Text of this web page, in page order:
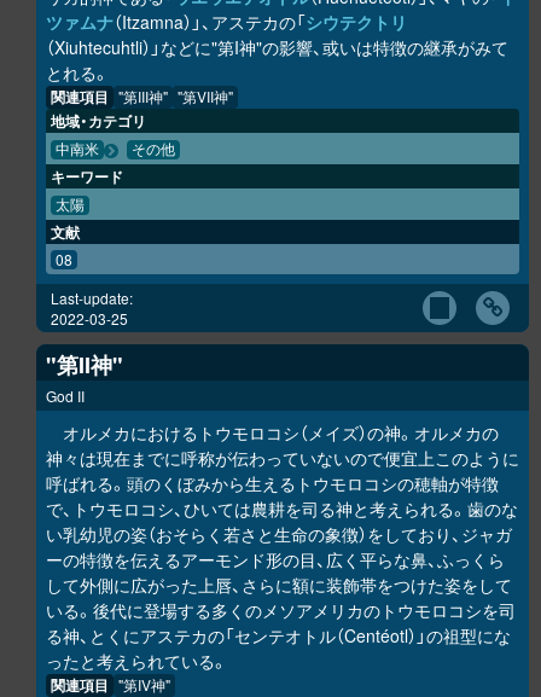
ツァムナ（Itzamna）」、アステカの「シウテクトリ
（Xiuhtecuhtli）」などに"第I神"の影響、或いは特徴の継承がみて
とれる。
関連項目 "第III神" "第VII神"
地域・カテゴリ
中南米 その他
キーワード
太陽
文献
08
Last-update:
2022-03-25
"第II神"
God II
オルメカにおけるトウモロコシ（メイズ）の神。オルメカの
神々は現在までに呼称が伝わっていないので便宜上このように
呼ばれる。頭のくぼみから生えるトウモロコシの穂軸が特徴
で、トウモロコシ、ひいては農耕を司る神と考えられる。歯のな
い乳幼児の姿（おそらく若さと生命の象徴）をしており、ジャガ
ーの特徴を伝えるアーモンド形の目、広く平らな鼻、ふっくら
して外側に広がった上唇、さらに額に装飾帯をつけた姿をして
いる。後代に登場する多くのメソアメリカのトウモロコシを司
る神、とくにアステカの「センテオトル（Centéotl）」の祖型にな
ったと考えられている。
関連項目 "第IV神"